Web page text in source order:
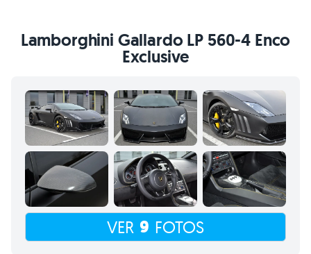
Lamborghini Gallardo LP 560-4 Enco
Exclusive
VER 9 FOTOS